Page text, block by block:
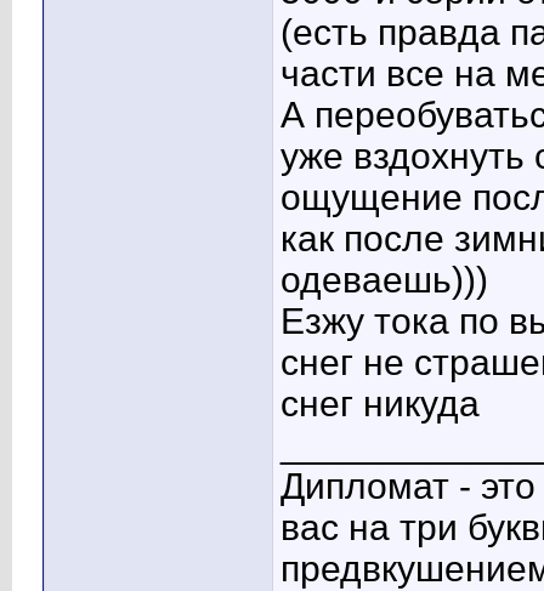
(есть правда
части все на
А
уже вздохнуть
ощущение
как после
одеваешь)))
Езжу тока по
снег не
снег никуда
Дипломат -
вас на три